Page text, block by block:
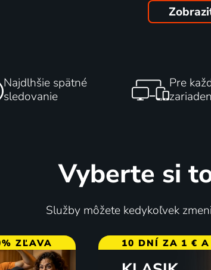
Najdlhšie spätné
sledovanie
Pre
Vyberte si
Služby môžete kedykoľvek
ZĽAVA 10 DNÍ ZA 1 € A